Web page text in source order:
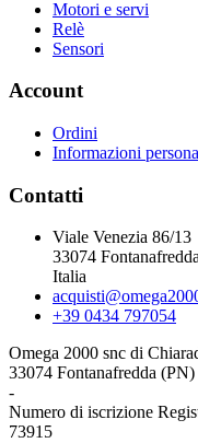
Motori e servi
Relè
Sensori
Account
Ordini
Informazioni
Contatti
Viale Venezia 86/13
33074
Italia
+39 0434 797054
Omega 2000 snc di
33074 Fontanafredda
-
Numero di iscrizione
73915